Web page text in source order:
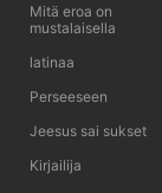
Mitä eroa on
mustalaisella
latinaa
Perseeseen
Jeesus sai sukset
Kirjailija